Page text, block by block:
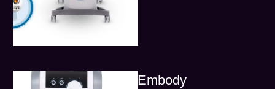
Embody